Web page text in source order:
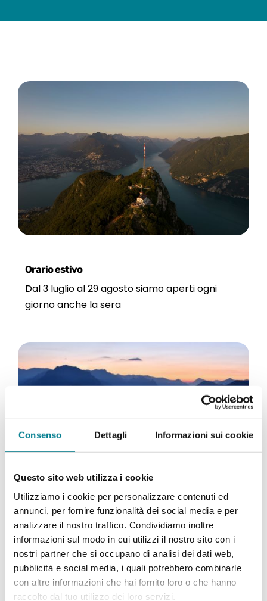
Consenso Dettagli Informazioni sui cookie
Questo sito web utilizza i cookie
Utilizziamo i cookie per personalizzare contenuti ed
annunci, per fornire funzionalità dei social media e per
analizzare il nostro traffico. Condividiamo inoltre
informazioni sul modo in cui utilizzi il nostro sito con i
nostri partner che si occupano di analisi dei dati web,
pubblicità e social media, i quali potrebbero combinarle
con altre informazioni che hai fornito loro o che hanno
raccolto dal tuo utilizzo dei loro servizi.
Orario estivo
Dal 3 luglio al 29 agosto siamo aperti ogni
giorno anche la sera
Un’alba da ascoltare e ammirare con l’ensemble
CelloLove
Domenica 16 agosto Concerto all'Alba sul
San Salvatore